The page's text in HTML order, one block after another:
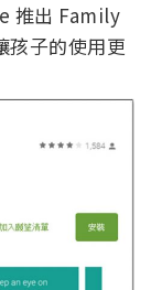
推出 Family
孩子的使用更